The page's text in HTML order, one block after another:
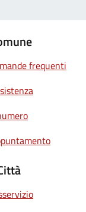
frequenti